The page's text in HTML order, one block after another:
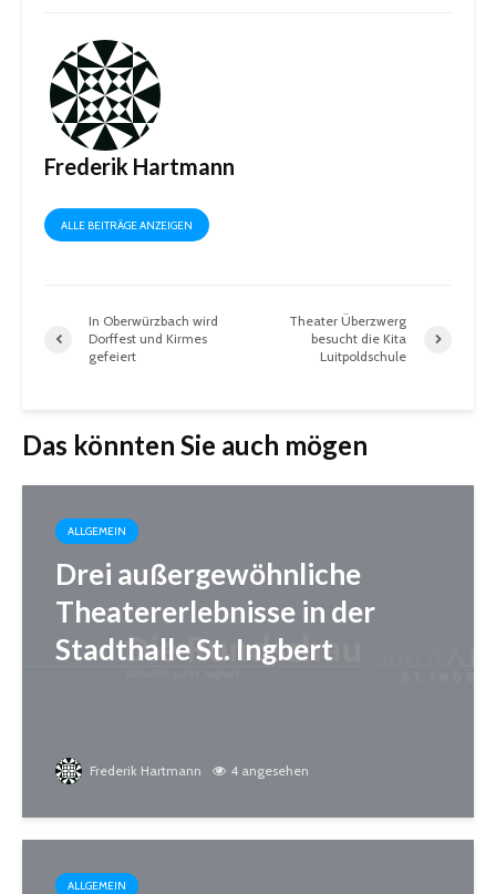
Frederik Hartmann
ALLE BEITRÄGE ANZEIGEN
In Oberwürzbach wird
Dorffest und Kirmes
gefeiert
Theater Überzwerg
besucht die Kita
Luitpoldschule
Das könnten Sie auch mögen
ALLGEMEIN
Drei außergewöhnliche
Theatererlebnisse in der
Stadthalle St. Ingbert
Frederik Hartmann 4 angesehen
ALLGEMEIN